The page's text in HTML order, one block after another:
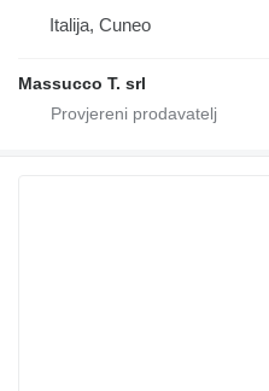
Italija, Cuneo
Massucco T. srl